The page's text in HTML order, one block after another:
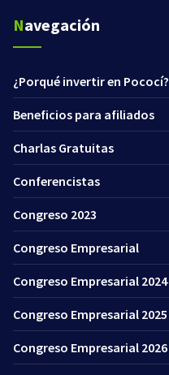
Navegación
¿Porqué invertir en Pococí?
Beneficios para afiliados
Charlas Gratuitas
Conferencistas
Congreso 2023
Congreso Empresarial
Congreso Empresarial 2024
Congreso Empresarial 2025
Congreso Empresarial 2026